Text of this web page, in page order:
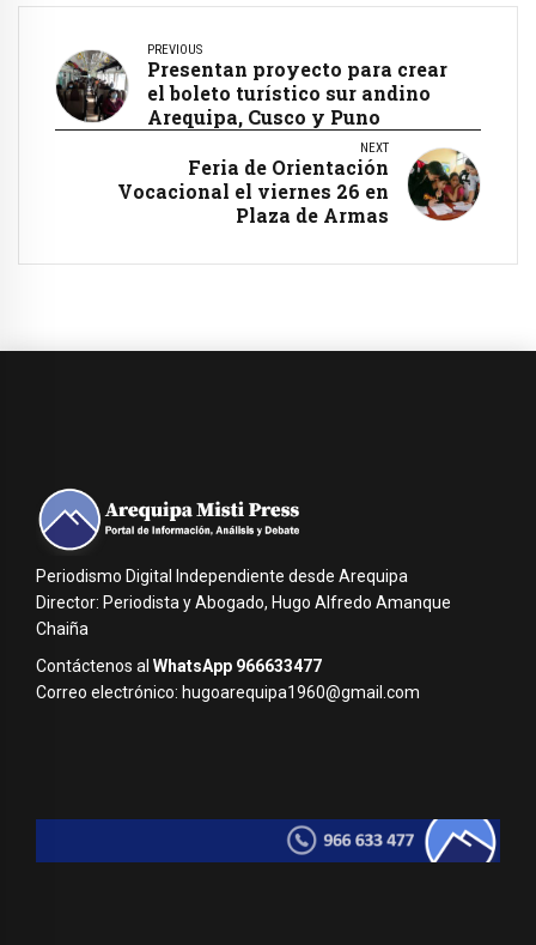
PREVIOUS
Presentan proyecto para crear
el boleto turístico sur andino
Arequipa, Cusco y Puno
NEXT
Feria de Orientación
Vocacional el viernes 26 en
Plaza de Armas
Periodismo Digital Independiente desde Arequipa
Director: Periodista y Abogado, Hugo Alfredo Amanque
Chaiña
Contáctenos al WhatsApp 966633477
Correo electrónico: hugoarequipa1960@gmail.com